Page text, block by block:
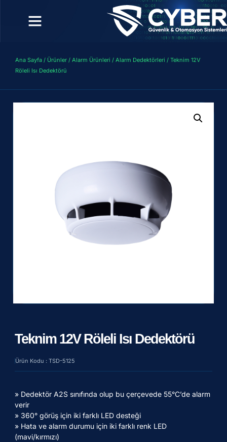
Ana Sayfa / Ürünler / Alarm Ürünleri / Alarm Dedektörleri / Teknim 12V
Röleli Isı Dedektörü
Teknim 12V Röleli Isı Dedektörü
Ürün Kodu : TSD-5125
» Dedektör A2S sınıfında olup bu çerçevede 55°C’de alarm
verir
» 360° görüş için iki farklı LED desteği
» Hata ve alarm durumu için iki farklı renk LED
(mavi/kırmızı)